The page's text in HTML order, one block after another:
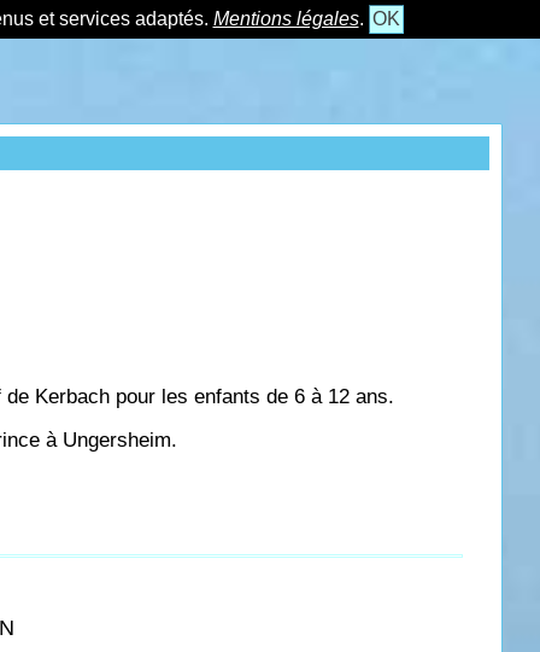
et services adaptés. Mentions légales. OK
Kerbach pour les enfants de 6 à 12 ans.
à Ungersheim.